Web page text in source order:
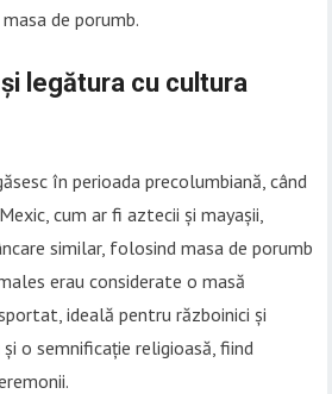
de porumb.
legătura cu cultura
în perioada precolumbiană, când
cum ar fi aztecii și mayașii,
similar, folosind masa de porumb
erau considerate o masă
ideală pentru războinici și
o semnificație religioasă, fiind